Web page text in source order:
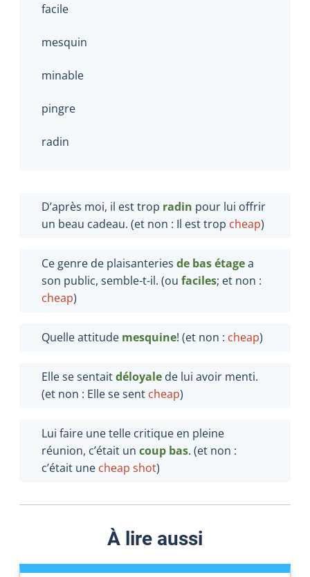
facile
mesquin
minable
pingre
radin
D’après moi, il est trop radin pour lui offrir
un beau cadeau. (et non : Il est trop cheap)
Ce genre de plaisanteries de bas étagea
son public, semble-t-il. (ou faciles; et non :
cheap)
Quelle attitude mesquine! (et non : cheap)
Elle se sentaitdéloyale de lui avoir menti.
(et non : Elle se sent cheap)
Lui faire une telle critique en pleine
réunion, c’était un coup bas. (et non :
c’était une cheap shot)
À lire aussi